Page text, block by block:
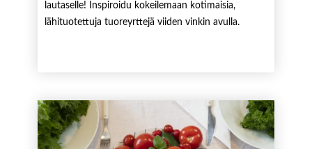
lautaselle! Inspiroidu kokeilemaan kotimaisia,
lähituotettuja tuoreyrttejä viiden vinkin avulla.